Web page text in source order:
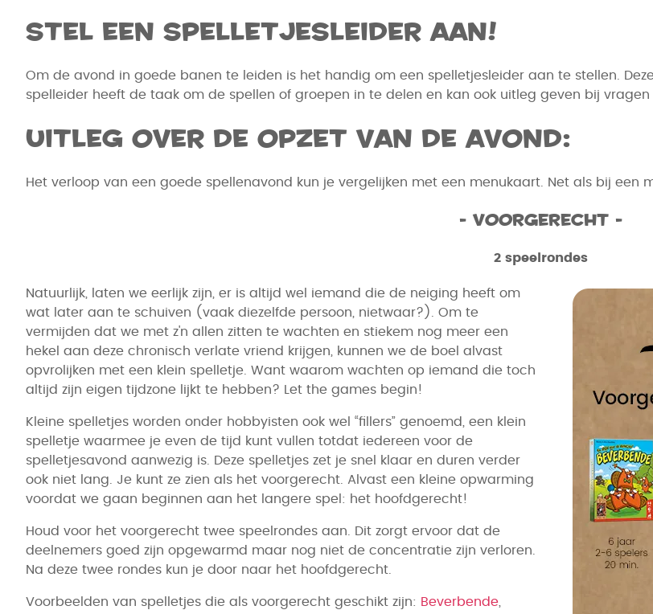
Stel een spelletjesleider aan!
Om de avond in goede banen te leiden is het handig om een spelletjesleider aan te stellen.
spelleider heeft de taak om de spellen of groepen in te delen en kan ook uitleg geven bij vragen
Uitleg over de opzet van de avond:
Het verloop van een goede spellenavond kun je vergelijken met een menukaart. Net als bij een
- Voorgerecht -
2 speelrondes
Natuurlijk, laten we eerlijk zijn, er is altijd wel iemand die de neiging heeft om
wat later aan te schuiven (vaak diezelfde persoon, nietwaar?). Om te
vermijden dat we met z'n allen zitten te wachten en stiekem nog meer een
hekel aan deze chronisch verlate vriend krijgen, kunnen we de boel alvast
opvrolijken met een klein spelletje. Want waarom wachten op iemand die toch
altijd zijn eigen tijdzone lijkt te hebben? Let the games begin!
Kleine spelletjes worden onder hobbyisten ook wel “fillers” genoemd, een klein
spelletje waarmee je even de tijd kunt vullen totdat iedereen voor de
spelletjesavond aanwezig is. Deze spelletjes zet je snel klaar en duren verder
ook niet lang. Je kunt ze zien als het voorgerecht. Alvast een kleine opwarming
voordat we gaan beginnen aan het langere spel: het hoofdgerecht!
Houd voor het voorgerecht twee speelrondes aan. Dit zorgt ervoor dat de
deelnemers goed zijn opgewarmd maar nog niet de concentratie zijn verloren.
Na deze twee rondes kun je door naar het hoofdgerecht.
Voorbeelden van spelletjes die als voorgerecht geschikt zijn: Beverbende